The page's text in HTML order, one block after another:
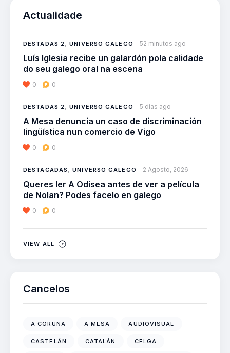
Actualidade
DESTADAS 2,UNIVERSO GALEGO 52 minutos ago
Luís Iglesia recibe un galardón pola calidade
do seu galego oral na escena
0 0
DESTADAS 2,UNIVERSO GALEGO 5 días ago
A Mesa denuncia un caso de discriminación
lingüística nun comercio de Vigo
0 0
DESTACADAS ,UNIVERSO GALEGO 2 Agosto, 2026
Queres ler A Odisea antes de ver a película
de Nolan? Podes facelo en galego
0 0
VIEW ALL
Cancelos
A CORUÑA A MESA AUDIOVISUAL
CASTELÁN CATALÁN CELGA